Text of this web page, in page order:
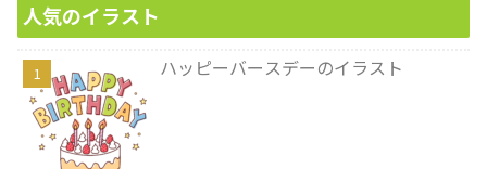
人気のイラスト
ハッピーバースデーのイラスト